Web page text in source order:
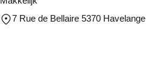
7 Rue de Bellaire 5370 Havelange